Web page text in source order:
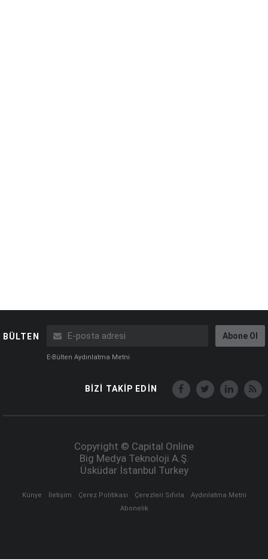
BÜLTEN Abone Ol
E-Bülten Aydınlatma Metni
BİZİ TAKİP EDİN
Copyright © Capital Online
Big Medya Teknoloji A.Ş.
Üsküdar İstanbul Turkey
Künye İletişim Çerez Politikası Çerezleri Sıfırla
Aydınlatma Metni
Abonelik